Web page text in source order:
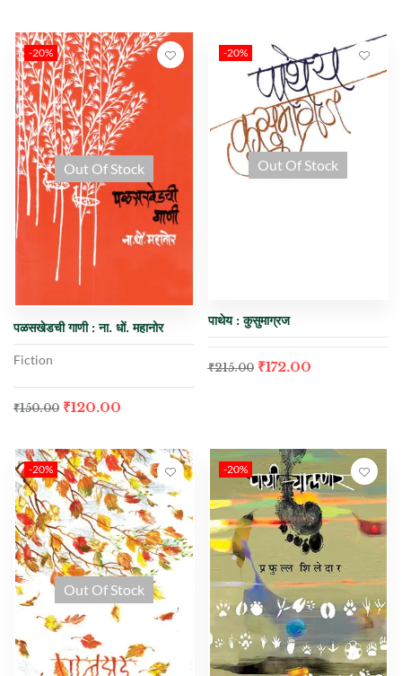
-20%
Out Of Stock
पळसखेडची गाणी : ना. धों. महानोर
Fiction
₹150.00 ₹120.00
-20%
Out Of Stock
पाथेय : कुसुमाग्रज
₹215.00 ₹172.00
-20%
Out Of Stock
-20%